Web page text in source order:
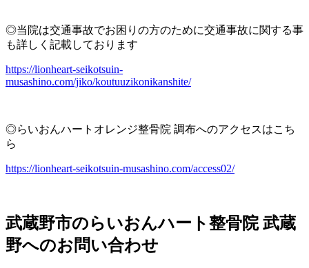
◎当院は交通事故でお困りの方のために交通事故に関する事
も詳しく記載しております
https://lionheart-seikotsuin-
musashino.com/jiko/koutuuzikonikanshite/
◎らいおんハートオレンジ整骨院 調布へのアクセスはこち
ら
https://lionheart-seikotsuin-musashino.com/access02/
武蔵野市のらいおんハート整骨院 武蔵
野へのお問い合わせ